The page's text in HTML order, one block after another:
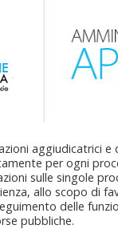
aggiudicatrici e
per ogni
sulle singole
allo scopo di
delle
pubbliche.